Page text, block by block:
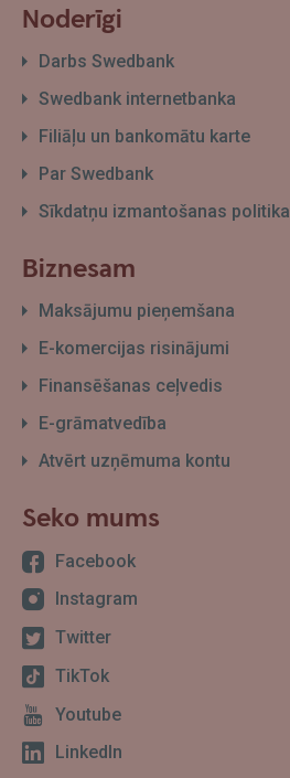
Noderīgi
Darbs Swedbank
Swedbank internetbanka
Filiāļu un bankomātu karte
Par Swedbank
Sīkdatņu izmantošanas politika
Biznesam
Maksājumu pieņemšana
E-komercijas risinājumi
Finansēšanas ceļvedis
E-grāmatvedība
Atvērt uzņēmuma kontu
Seko mums
Facebook
Instagram
Twitter
TikTok
Youtube
LinkedIn